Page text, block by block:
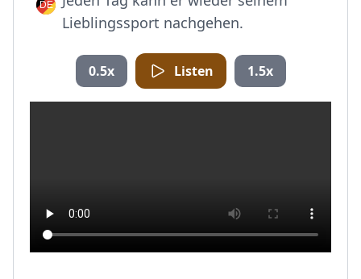
Lieblingssport nachgehen.
0.5x Listen 1.5x